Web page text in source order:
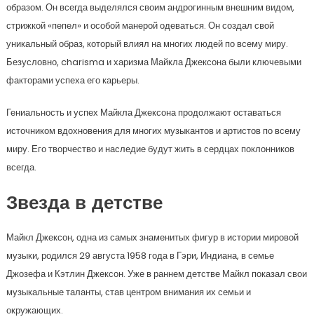
образом. Он всегда выделялся своим андрогинным внешним видом,
стрижкой «пепел» и особой манерой одеваться. Он создал свой
уникальный образ, который влиял на многих людей по всему миру.
Безусловно, charisma и харизма Майкла Джексона были ключевыми
факторами успеха его карьеры.
Гениальность и успех Майкла Джексона продолжают оставаться
источником вдохновения для многих музыкантов и артистов по всему
миру. Его творчество и наследие будут жить в сердцах поклонников
всегда.
Звезда в детстве
Майкл Джексон, одна из самых знаменитых фигур в истории мировой
музыки, родился 29 августа 1958 года в Гэри, Индиана, в семье
Джозефа и Кэтлин Джексон. Уже в раннем детстве Майкл показал свои
музыкальные таланты, став центром внимания их семьи и
окружающих.